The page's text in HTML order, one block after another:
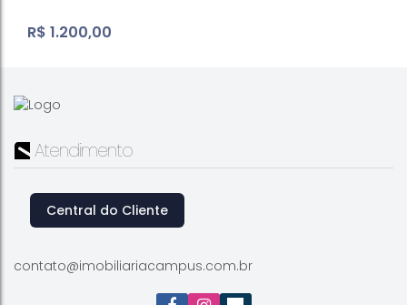
Alvinópolis
R$ 1.200,00
Alvinópolis ,Atibaia,São Paulo ,Brasil
Atendimento
Central do Cliente
contato@imobiliariacampus.com.br